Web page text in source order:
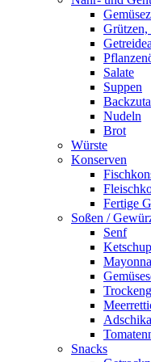
Grützen,
Salate
Suppen
Nudeln
Brot
Würste
Konserven
Fertige
Soßen /
Senf
Ketschup
Adschika
Snacks